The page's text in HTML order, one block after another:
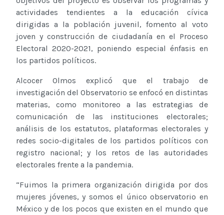
actividades tendientes a la educación cívica
dirigidas a la población juvenil, fomento al voto
joven y construcción de ciudadanía en el Proceso
Electoral 2020-2021, poniendo especial énfasis en
los partidos políticos.
Alcocer Olmos explicó que el trabajo de
investigación del Observatorio se enfocó en distintas
materias, como monitoreo a las estrategias de
comunicación de las instituciones electorales;
análisis de los estatutos, plataformas electorales y
redes socio-digitales de los partidos políticos con
registro nacional; y los retos de las autoridades
electorales frente a la pandemia.
“Fuimos la primera organización dirigida por dos
mujeres jóvenes, y somos el único observatorio en
México y de los pocos que existen en el mundo que